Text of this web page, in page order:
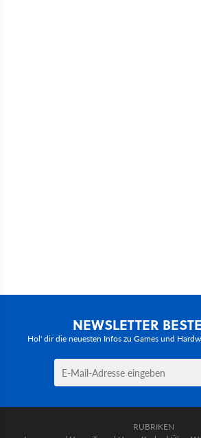
NEWSLETTER
Hol' dir die neuesten Infos zu Games und
RUBRIKEN